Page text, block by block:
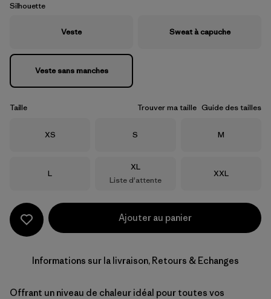
Silhouette
Veste Sweat à capuche
Veste sans manches
Taille Trouver ma taille Guide des tailles
Taille
XS Taille
S Taille
M
Taille
L
Taille
XL
Liste d'attente
Taille
XXL
Ajouter au panier
Informations sur la livraison, Retours & Echanges
Offrant un niveau de chaleur idéal pour toutes vos